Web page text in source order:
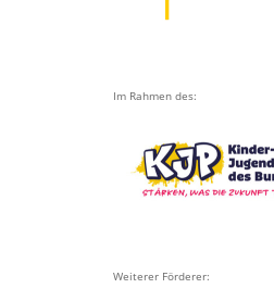
Im Rahmen des:
Weiterer Förderer: